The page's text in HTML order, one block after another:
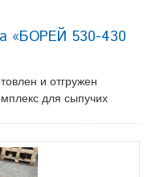
«БОРЕЙ 530-430
и отгружен
для сыпучих